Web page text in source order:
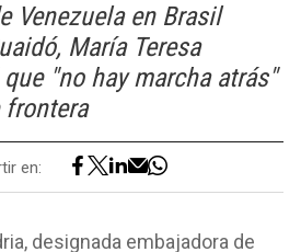
Venezuela en Brasil
María Teresa
"no hay marcha atrás"
frontera
en:
designada embajadora de